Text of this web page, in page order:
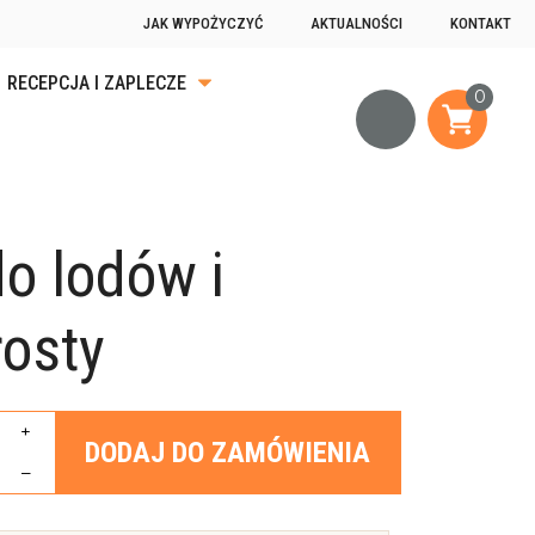
JAK WYPOŻYCZYĆ AKTUALNOŚCI KONTAKT
RECEPCJA I ZAPLECZE
OGRZEWANIE
lodów i
+
–
DODAJ DO ZAMÓWIENIA